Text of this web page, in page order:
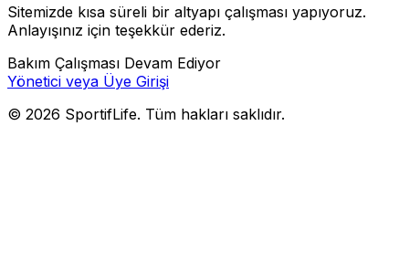
Sitemizde kısa süreli bir altyapı çalışması yapıyoruz.
Anlayışınız için teşekkür ederiz.
Bakım Çalışması Devam Ediyor
Yönetici veya Üye Girişi
© 2026 SportifLife. Tüm hakları saklıdır.